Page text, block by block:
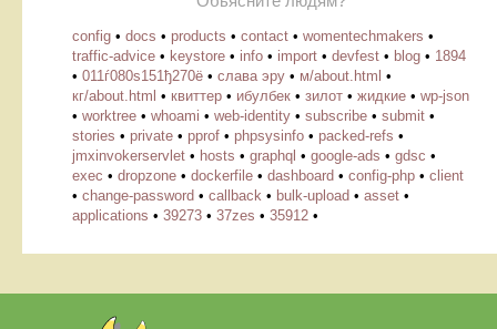
config • docs • products • contact • womentechmakers •
traffic-advice • keystore • info • import • devfest • blog • 1894
• 011ѓ080ѕ151ђ270ё • слава эру • м/about.html •
кг/about.html • квиттер • ибулбек • зилот • жидкие • wp-json
• worktree • whoami • web-identity • subscribe • submit •
stories • private • pprof • phpsysinfo • packed-refs •
jmxinvokerservlet • hosts • graphql • google-ads • gdsc •
exec • dropzone • dockerfile • dashboard • config-php • client
• change-password • callback • bulk-upload • asset •
applications • 39273 • 37zes • 35912 •